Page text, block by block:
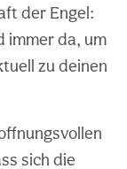
der Engel:
immer da, um
zu deinen
sich die